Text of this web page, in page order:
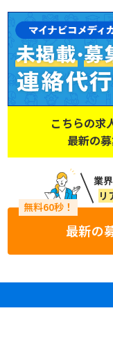
こちらの求
最新の
業
リ
最新の